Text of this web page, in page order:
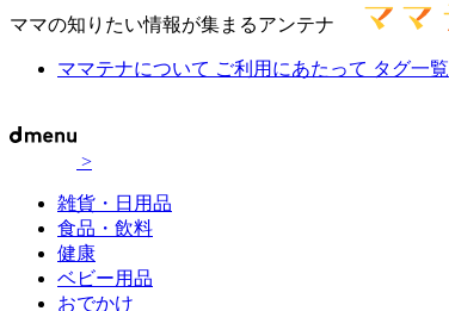
ママの知りたい情報が集まるアンテナ
ママテナについて ご利用にあたって タグ一覧
>
雑貨・日用品
食品・飲料
健康
ベビー用品
おでかけ